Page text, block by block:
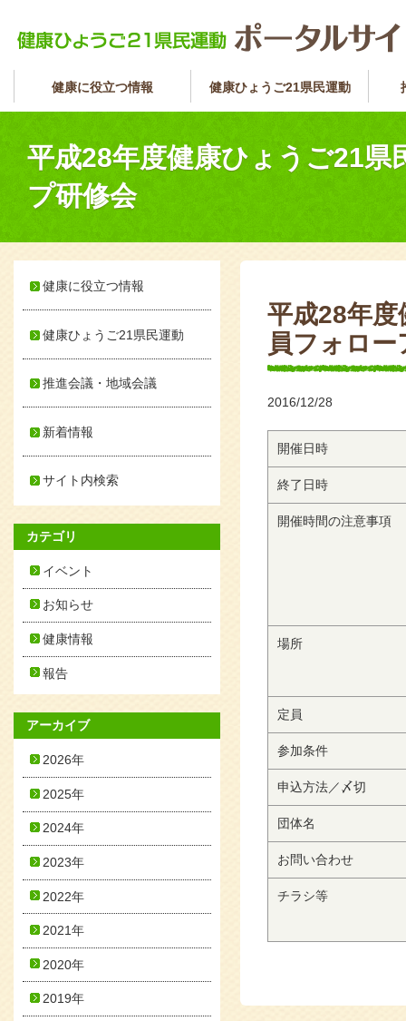
健康に役立つ情報 健康ひょうご21県民運動
平成28年度健康ひょうご21
プ研修会
平成28年
員フォロ
2016/12/28
開催日時
終了日時
開催時間の注意事項
場所
定員
参加条件
申込方法／〆切
団体名
お問い合わせ
チラシ等
健康に役立つ情報
健康ひょうご21県民運動
推進会議・地域会議
新着情報
サイト内検索
カテゴリ
イベント
お知らせ
健康情報
報告
アーカイブ
2026年
2025年
2024年
2023年
2022年
2021年
2020年
2019年